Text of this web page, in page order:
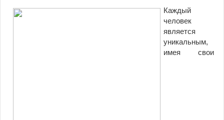
Каждый
человек
является
уникальным,
имея свои